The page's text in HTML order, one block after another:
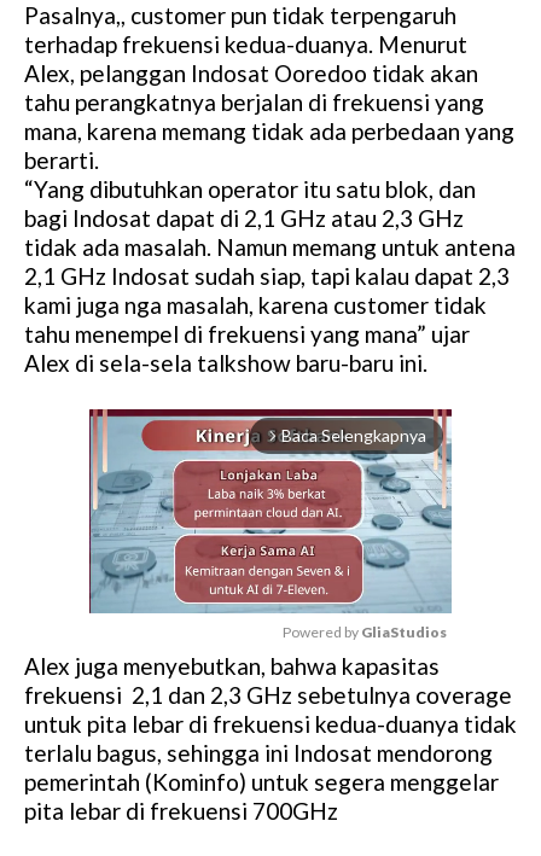
Pasalnya,, customer pun tidak terpengaruh
terhadap frekuensi kedua-duanya. Menurut
Alex, pelanggan Indosat Ooredoo tidak akan
tahu perangkatnya berjalan di frekuensi yang
mana, karena memang tidak ada perbedaan yang
berarti.
“Yang dibutuhkan operator itu satu blok, dan
bagi Indosat dapat di 2,1 GHz atau 2,3 GHz
tidak ada masalah. Namun memang untuk antena
2,1 GHz Indosat sudah siap, tapi kalau dapat 2,3
kami juga nga masalah, karena customer tidak
tahu menempel di frekuensi yang mana” ujar
Alex di sela-sela talkshow baru-baru ini.
arrow_forward_ios Baca Selengkapnya
M
u
t
e
Powered by GliaStudios
Alex juga menyebutkan, bahwa kapasitas
frekuensi 2,1 dan 2,3 GHz sebetulnya coverage
untuk pita lebar di frekuensi kedua-duanya tidak
terlalu bagus, sehingga ini Indosat mendorong
pemerintah (Kominfo) untuk segera menggelar
pita lebar di frekuensi 700GHz